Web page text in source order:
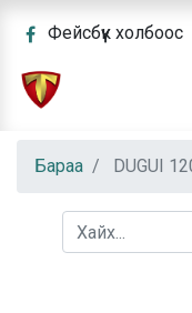
Фейсбүүк холбоос
Бараа DUGUI